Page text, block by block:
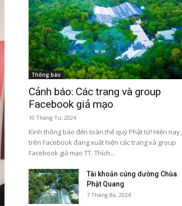
Thông báo
Cảnh báo: Các trang và group
Facebook giả mạo
10 Tháng Tư, 2024
Kính thông báo đến toàn thể quý Phật tử! Hiện nay,
trên Facebook đang xuất hiện các trang và group
Facebook giả mạo TT. Thích...
Tài khoản cúng dường Chùa
Phật Quang
7 Tháng Ba, 2024